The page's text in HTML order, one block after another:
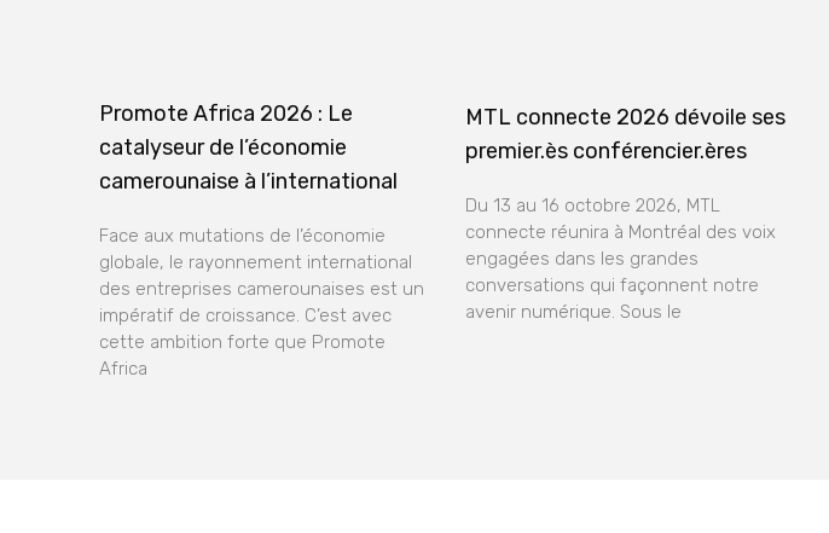
Promote Africa 2026 : Le
catalyseur de l’économie
camerounaise à l’international
Face aux mutations de l’économie
globale, le rayonnement international
des entreprises camerounaises est un
impératif de croissance. C’est avec
cette ambition forte que Promote
Africa
MTL connecte 2026 dévoile ses
premier.ès conférencier.ères
Du 13 au 16 octobre 2026, MTL
connecte réunira à Montréal des voix
engagées dans les grandes
conversations qui façonnent notre
avenir numérique. Sous le